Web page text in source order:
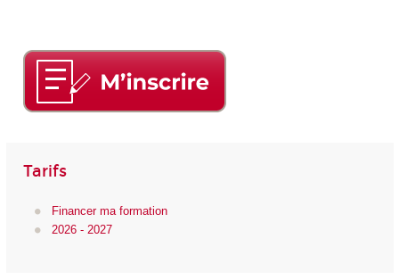
Tarifs
Financer ma formation
2026 - 2027